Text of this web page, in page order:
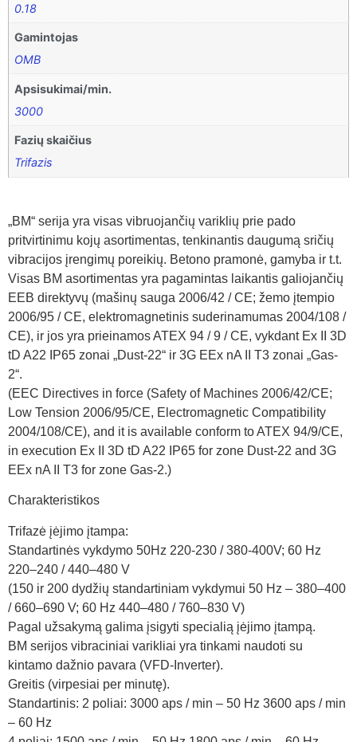
0.18
Gamintojas
OMB
Apsisukimai/min.
3000
Fazių skaičius
Trifazis
„BM“ serija yra visas vibruojančių variklių prie pado
pritvirtinimu kojų asortimentas, tenkinantis daugumą sričių
vibracijos įrengimų poreikių. Betono pramonė, gamyba ir t.t.
Visas BM asortimentas yra pagamintas laikantis galiojančių
EEB direktyvų (mašinų sauga 2006/42 / CE; žemo įtempio
2006/95 / CE, elektromagnetinis suderinamumas 2004/108 /
CE), ir jos yra prieinamos ATEX 94 / 9 / CE, vykdant Ex II 3D
tD A22 IP65 zonai „Dust-22“ ir 3G EEx nA II T3 zonai „Gas-
2“.
(EEC Directives in force (Safety of Machines 2006/42/CE;
Low Tension 2006/95/CE, Electromagnetic Compatibility
2004/108/CE), and it is available conform to ATEX 94/9/CE,
in execution Ex II 3D tD A22 IP65 for zone Dust-22 and 3G
EEx nA II T3 for zone Gas-2.)
Charakteristikos
Trifazė įėjimo įtampa:
Standartinės vykdymo 50Hz 220-230 / 380-400V; 60 Hz
220–240 / 440–480 V
(150 ir 200 dydžių standartiniam vykdymui 50 Hz – 380–400
/ 660–690 V; 60 Hz 440–480 / 760–830 V)
Pagal užsakymą galima įsigyti specialią įėjimo įtampą.
BM serijos vibraciniai varikliai yra tinkami naudoti su
kintamo dažnio pavara (VFD-Inverter).
Greitis (virpesiai per minutę).
Standartinis: 2 poliai: 3000 aps / min – 50 Hz 3600 aps / min
– 60 Hz